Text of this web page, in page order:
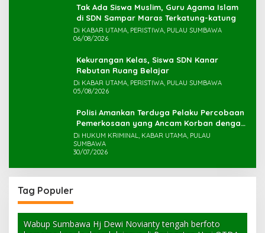
Tak Ada Siswa Muslim, Guru Agama Islam
di SDN Sampar Maras Terkatung-katung ‎
Di KABAR UTAMA, PERISTIWA, PULAU SUMBAWA
06/08/2026
Kekurangan Kelas, Siswa SDN Kanar
Rebutan Ruang Belajar
Di KABAR UTAMA, PERISTIWA, PULAU SUMBAWA
05/08/2026
Polisi Amankan Terduga Pelaku Percobaan
Pemerkosaan yang Ancam Korban dengan
Parang
Di HUKUM KRIMINAL, KABAR UTAMA, PULAU
SUMBAWA
30/07/2026
Tag Populer
Wabup Sumbawa Hj Dewi Novianty tengah berfoto